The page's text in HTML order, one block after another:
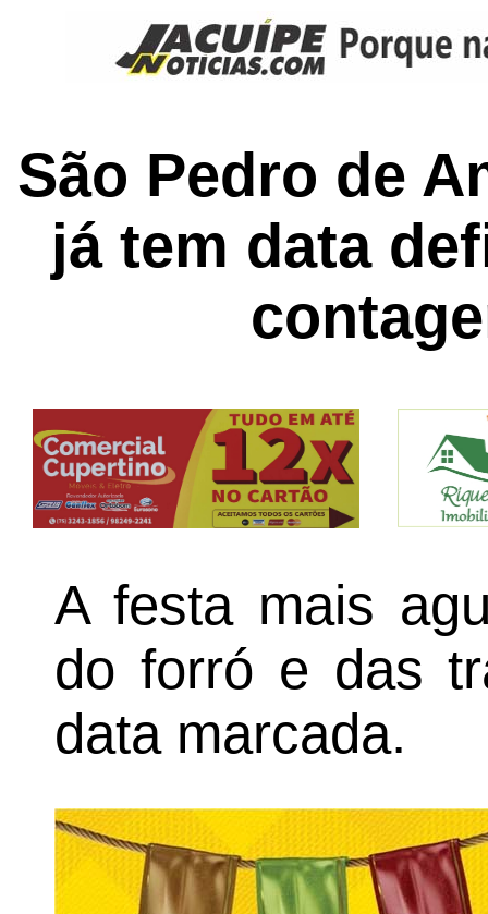
São Pedro de
já tem data
A festa mais
do forró e das
data marcada.